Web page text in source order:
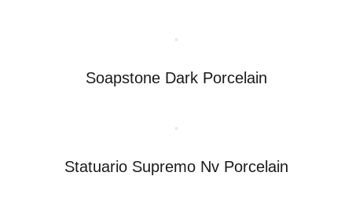
Soapstone Dark Porcelain
Statuario Supremo Nv Porcelain